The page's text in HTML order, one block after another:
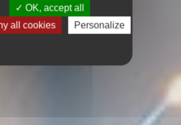
OK, accept all
all cookies
Personalize